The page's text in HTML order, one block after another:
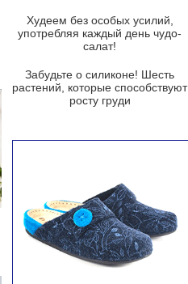
Суп мисо с зеленым луком и
тофу
из рукколы
Португальский чесночный суп с
Ирландский картофельный суп
Суп из пастернака
Пряный морковный суп во время
зимних холодов
Худеем без особых усилий,
употребляя каждый день чудо-
салат!
Забудьте о силиконе! Шесть
растений, которые способствуют
росту груди